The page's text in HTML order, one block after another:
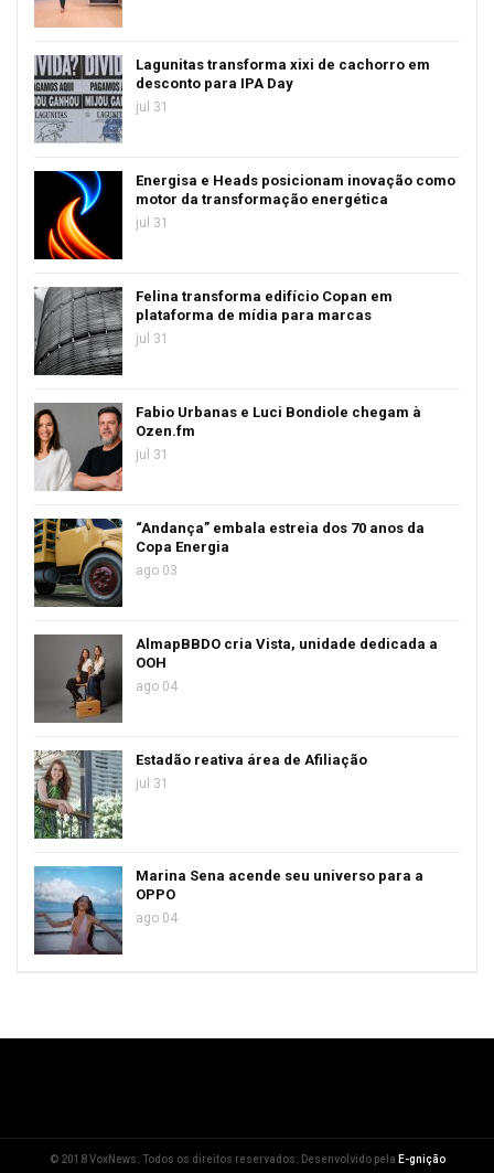
Lagunitas transforma xixi de cachorro em
desconto para IPA Day
jul 31
Energisa e Heads posicionam inovação como
motor da transformação energética
jul 31
Felina transforma edifício Copan em
plataforma de mídia para marcas
jul 31
Fabio Urbanas e Luci Bondiole chegam à
Ozen.fm
jul 31
“Andança” embala estreia dos 70 anos da
Copa Energia
ago 03
AlmapBBDO cria Vista, unidade dedicada a
OOH
ago 04
Estadão reativa área de Afiliação
jul 31
Marina Sena acende seu universo para a
OPPO
ago 04
© 2018 VoxNews. Todos os direitos reservados. Desenvolvido pela E-gnição